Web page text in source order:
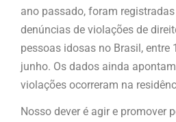
ano passado, foram
denúncias de violações de
pessoas idosas no Brasil, entre
junho. Os dados ainda
violações ocorreram na
Nosso dever é agir e promover